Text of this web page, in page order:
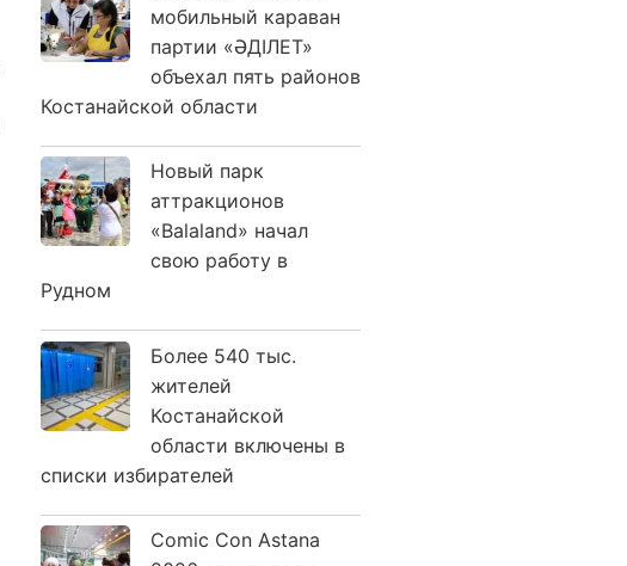
мобильный караван
партии «ӘДІЛЕТ»
объехал пять районов
Костанайской области
Новый парк
аттракционов
«Balaland» начал
свою работу в
Рудном
Более 540 тыс.
жителей
Костанайской
области включены в
списки избирателей
Comic Con Astana